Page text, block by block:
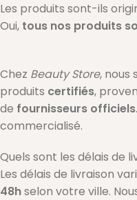
Les produits sont-ils
Oui, tous nos produits
Chez Beauty Store, nous
produits certifiés,
de fournisseurs officiels
commercialisé.
Quels sont les délais de
Les délais de livraison
48hselon votre ville.